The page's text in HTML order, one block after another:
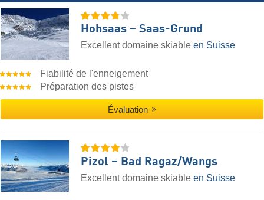
Hohsaas – Saas-Grund
Excellent domaine skiable en Suisse
Fiabilité de l'enneigement
Préparation des pistes
Évaluation
Pizol – Bad Ragaz/​Wangs
Excellent domaine skiable en Suisse